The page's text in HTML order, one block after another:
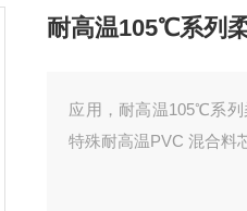
耐高温105℃系列
应用，耐高温105℃系列
特殊耐高温PVC 混合料